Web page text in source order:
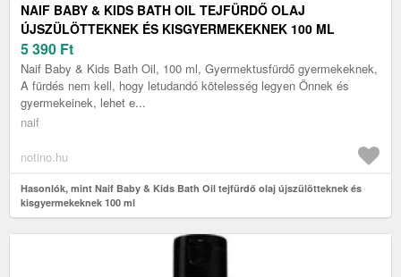
NAIF BABY & KIDS BATH OIL TEJFÜRDŐ OLAJ
ÚJSZÜLÖTTEKNEK ÉS KISGYERMEKEKNEK 100 ML
5 390 Ft
Naif Baby & Kids Bath Oil, 100 ml, Gyermektusfürdő gyermekeknek,
A fürdés nem kell, hogy letudandó kötelesség legyen Önnek és
gyermekeinek, lehet e...
naif
notino.hu
Hasonlók, mint Naif Baby & Kids Bath Oil tejfürdő olaj újszülötteknek és
kisgyermekeknek 100 ml